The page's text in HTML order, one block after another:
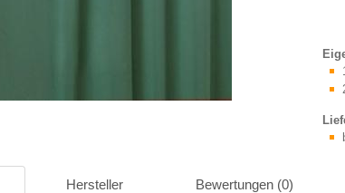
Hersteller Bewertungen (0)